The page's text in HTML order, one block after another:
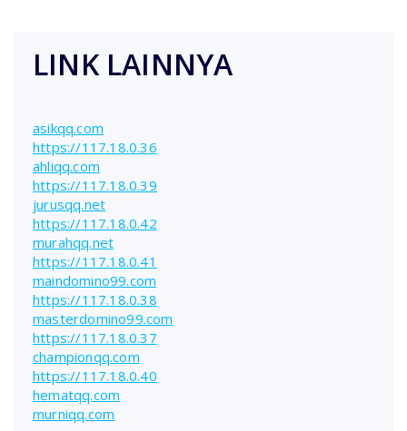
LINK LAINNYA
asikqq.com
https://117.18.0.36
ahliqq.com
https://117.18.0.39
jurusqq.net
https://117.18.0.42
murahqq.net
https://117.18.0.41
maindomino99.com
https://117.18.0.38
masterdomino99.com
https://117.18.0.37
championqq.com
https://117.18.0.40
hematqq.com
murniqq.com